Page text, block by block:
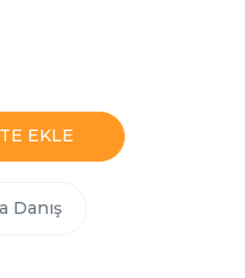
EKLE
Danış